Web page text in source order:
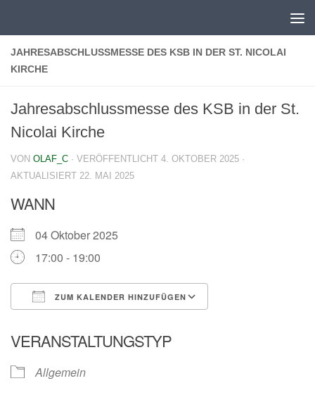
JAHRESABSCHLUSSMESSE DES KSB IN DER ST. NICOLAI
KIRCHE
Jahresabschlussmesse des KSB in der St.
Nicolai Kirche
VON OLAF_C · VERÖFFENTLICHT 4. OKTOBER 2025 ·
AKTUALISIERT 22. MAI 2025
WANN
04 Oktober 2025
17:00 - 19:00
ZUM KALENDER HINZUFÜGEN
VERANSTALTUNGSTYP
Allgemein